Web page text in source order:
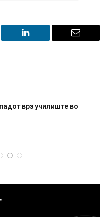
LinkedIn Email
СОЗИС: Украинците повеќе